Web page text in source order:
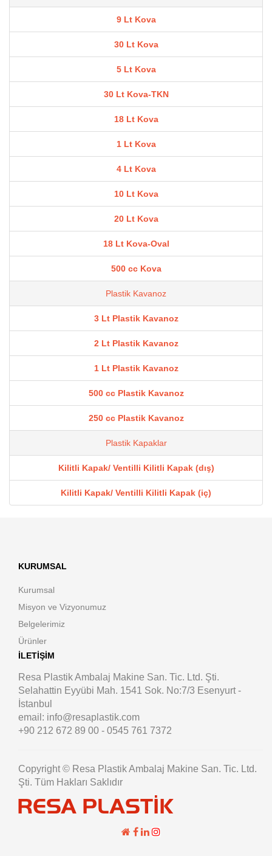
9 Lt Kova
30 Lt Kova
5 Lt Kova
30 Lt Kova-TKN
18 Lt Kova
1 Lt Kova
4 Lt Kova
10 Lt Kova
20 Lt Kova
18 Lt Kova-Oval
500 cc Kova
Plastik Kavanoz
3 Lt Plastik Kavanoz
2 Lt Plastik Kavanoz
1 Lt Plastik Kavanoz
500 cc Plastik Kavanoz
250 cc Plastik Kavanoz
Plastik Kapaklar
Kilitli Kapak/ Ventilli Kilitli Kapak (dış)
Kilitli Kapak/ Ventilli Kilitli Kapak (iç)
KURUMSAL
Kurumsal
Misyon ve Vizyonumuz
Belgelerimiz
Ürünler
İLETIŞIM
Resa Plastik Ambalaj Makine San. Tic. Ltd. Şti.
Selahattin Eyyübi Mah. 1541 Sok. No:7/3 Esenyurt -
İstanbul
email: info@resaplastik.com
+90 212 672 89 00 - 0545 761 7372
Copyright © Resa Plastik Ambalaj Makine San. Tic. Ltd.
Şti. Tüm Hakları Saklıdır